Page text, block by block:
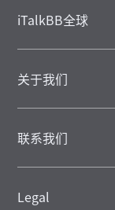
iTalkBB全球
关于我们
联系我们
Legal